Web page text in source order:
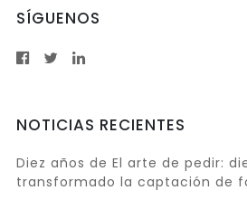
SÍGUENOS
NOTICIAS RECIENTES
Diez años de El arte de pedir:
transformado la captación de